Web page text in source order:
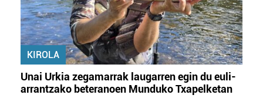
KIROLA
Unai Urkia zegamarrak laugarren egin du euli-
arrantzako beteranoen Munduko Txapelketan